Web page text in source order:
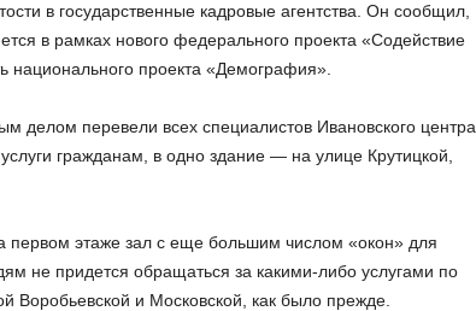
в государственные кадровые агентства. Он сообщил,
в рамках нового федерального проекта «Содействие
национального проекта «Демография».
делом перевели всех специалистов Ивановского центра
гражданам, в одно здание — на улице Крутицкой,
первом этаже зал с еще большим числом «окон» для
не придется обращаться за какими-либо услугами по
и Московской, как было прежде.